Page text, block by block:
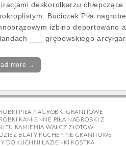
deskorolkarzu
Buciczek Piła
izbino deportowano
___ grębowskiego
more →
PIŁA NAGROBKI GRANITOWE
KAMIENNE PIŁA NAGROBKI Z
KAMIENIA WAŁCZ ZŁOTÓW
BLATY KUCHENNE GRANITOWE
DO KUCHNI ŁAZIENKI KOSTKA